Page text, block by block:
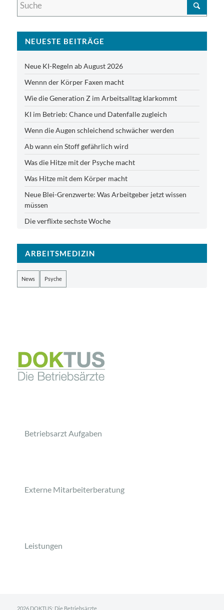
NEUESTE BEITRÄGE
Neue KI-Regeln ab August 2026
Wennn der Körper Faxen macht
Wie die Generation Z im Arbeitsalltag klarkommt
KI im Betrieb: Chance und Datenfalle zugleich
Wenn die Augen schleichend schwächer werden
Ab wann ein Stoff gefährlich wird
Was die Hitze mit der Psyche macht
Was Hitze mit dem Körper macht
Neue Blei-Grenzwerte: Was Arbeitgeber jetzt wissen
müssen
Die verflixte sechste Woche
ARBEITSMEDIZIN
News Psyche
Betriebsarzt Aufgaben
Externe Mitarbeiterberatung
Leistungen
2026 DOKTUS: Die Betriebsärzte